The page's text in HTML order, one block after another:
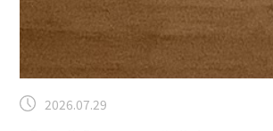
2026.07.29